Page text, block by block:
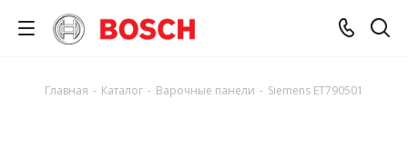
Главная - Каталог - Варочные панели - Siemens ET790501